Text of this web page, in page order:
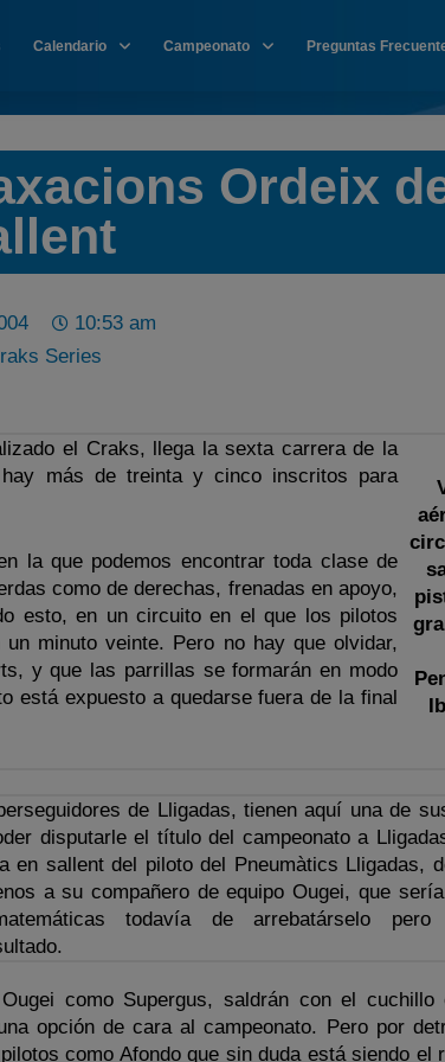
Calendario Campeonato Preguntas
Ordeix
10:53 am
Series
el Craks, llega la sexta carrera de la
más de treinta y cinco inscritos para
la que podemos encontrar toda clase de
como de derechas, frenadas en apoyo,
esto, en un circuito en el que los pilotos
minuto veinte. Pero no hay que olvidar,
y que las parrillas se formarán en modo
está expuesto a quedarse fuera de la final
de Lligadas, tienen aquí una de
disputarle el título del campeonato a
en sallent del piloto del Pneumàtics Lligadas,
a su compañero de equipo Ougei, que
todavía de arrebatárselo pero
como Supergus, saldrán con el cuchillo
opción de cara al campeonato. Pero por
como Afondo que sin duda está siendo el